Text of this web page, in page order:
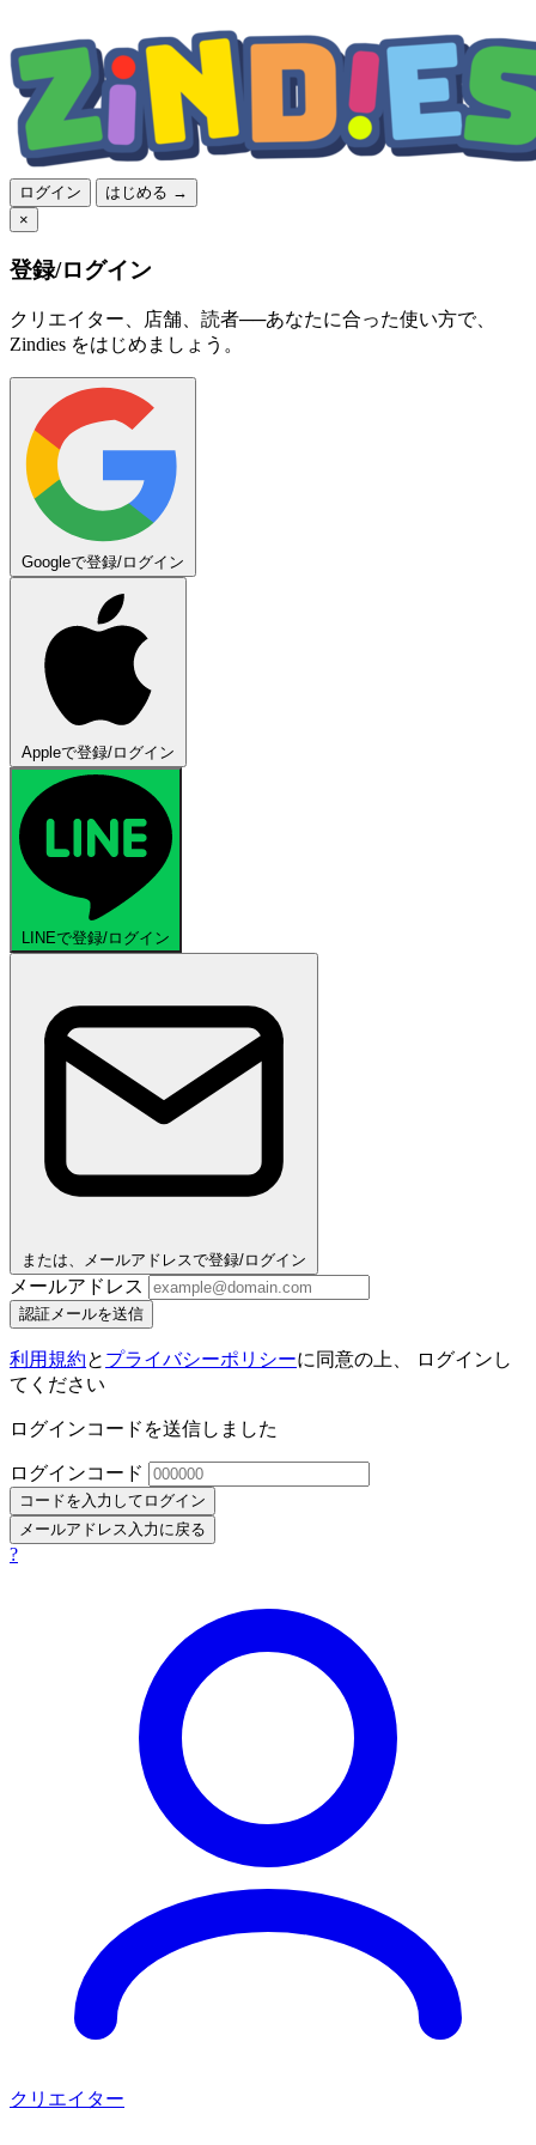
ログイン
はじめる →
×
登録/ログイン
クリエイター、店舗、読者──あなたに合った使い方で、
Zindies をはじめましょう。
Googleで登録/ログイン
Appleで登録/ログイン
LINEで登録/ログイン
または、メールアドレスで登録/ログイン
メールアドレス
認証メールを送信
利用規約と プライバシーポリシーに同意の上、 ログインし
てください
ログインコードを送信しました
ログインコード
コードを入力してログイン
メールアドレス入力に戻る
?
クリエイター